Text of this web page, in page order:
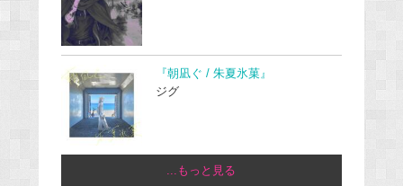
『朝凪ぐ / 朱夏氷菓』
ジグ
...もっと見る